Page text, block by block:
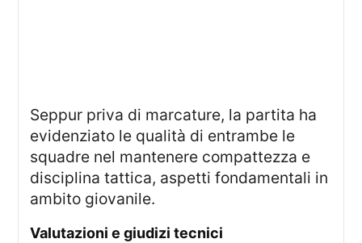
Seppur priva di marcature, la partita ha
evidenziato le qualità di entrambe le
squadre nel mantenere compattezza e
disciplina tattica, aspetti fondamentali in
ambito giovanile.
valutazioni e giudizi tecnici